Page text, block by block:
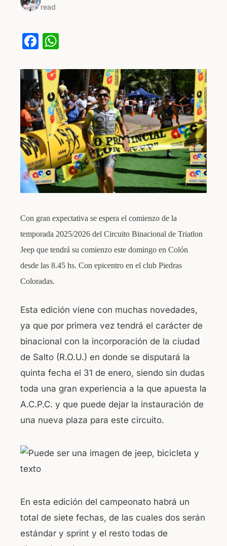
read
F
c
e
b
o
o
k
at
s
A
p
p
Con gran expectativa se espera el comienzo de la
temporada 2025/2026 del Circuito Binacional de Triatlon
Jeep que tendrá su comienzo este domingo en Colón
desde las 8.45 hs. Con epicentro en el club Piedras
Coloradas.
Esta edición viene con muchas novedades,
ya que por primera vez tendrá el carácter de
binacional con la incorporación de la ciudad
de Salto (R.O.U.) en donde se disputará la
quinta fecha el 31 de enero, siendo sin dudas
toda una gran experiencia a la que apuesta la
A.C.P.C. y que puede dejar la instauración de
una nueva plaza para este circuito.
En esta edición del campeonato habrá un
total de siete fechas, de las cuales dos serán
estándar y sprint y el resto todas de